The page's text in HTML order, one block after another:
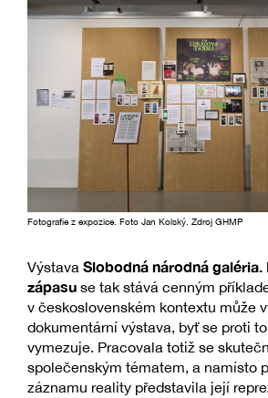
Fotografie z expozice. Foto Jan Kolský. Zdroj GHMP
Výstava Slobodná národná
zápasu se tak stává cenným
v československém kontextu může
dokumentární výstava, byť se proti
vymezuje. Pracovala totiž se
společenským tématem, a namísto
záznamu reality představila její